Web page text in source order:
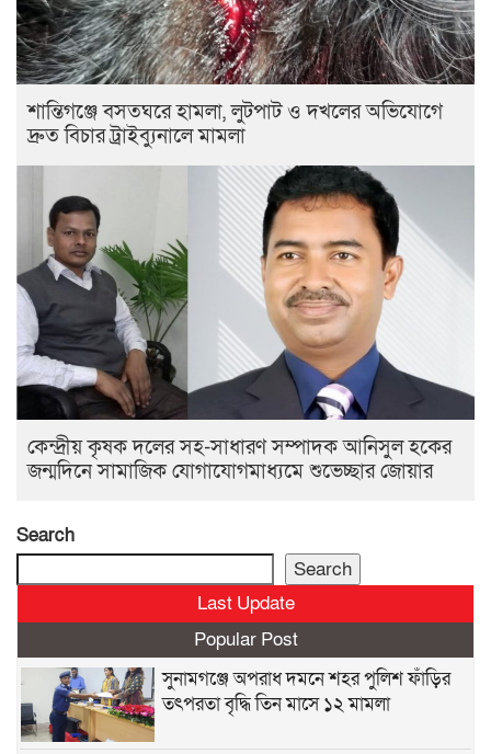
শান্তিগঞ্জে বসতঘরে হামলা, লুটপাট ও দখলের অভিযোগে
দ্রুত বিচার ট্রাইব্যুনালে মামলা
কেন্দ্রীয় কৃষক দলের সহ-সাধারণ সম্পাদক আনিসুল হকের
জন্মদিনে সামাজিক যোগাযোগমাধ্যমে শুভেচ্ছার জোয়ার
Search
Search
Last Update
Popular Post
সুনামগঞ্জে অপরাধ দমনে শহর পুলিশ ফাঁড়ির
তৎপরতা বৃদ্ধি তিন মাসে ১২ মামলা